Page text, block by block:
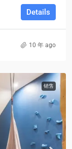
Details
10 年 ago
销售